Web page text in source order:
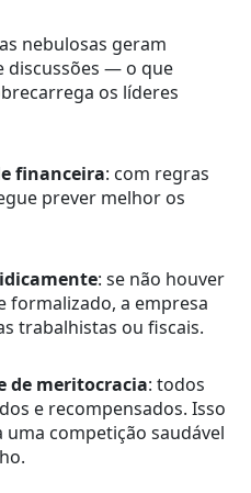
nebulosas geram
discussões — o que
os líderes
financeira: com regras
prever melhor os
: se não houver
formalizado, a empresa
trabalhistas ou fiscais.
de meritocracia: todos
e recompensados. Isso
competição saudável